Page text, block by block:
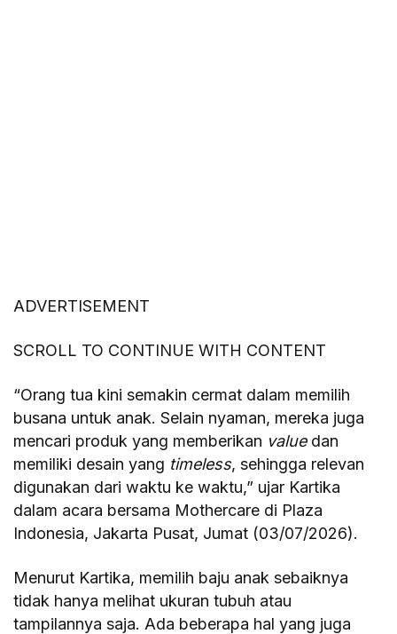
ADVERTISEMENT
SCROLL TO CONTINUE WITH CONTENT
“Orang tua kini semakin cermat dalam memilih
busana untuk anak. Selain nyaman, mereka juga
mencari produk yang memberikan valuedan
memiliki desain yang timeless, sehingga relevan
digunakan dari waktu ke waktu,” ujar Kartika
dalam acara bersama Mothercare di Plaza
Indonesia, Jakarta Pusat, Jumat (03/07/2026).
Menurut Kartika, memilih baju anak sebaiknya
tidak hanya melihat ukuran tubuh atau
tampilannya saja. Ada beberapa hal yang juga